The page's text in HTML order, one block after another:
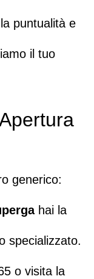
puntualità e
il tuo
generico:
hai la
specializzato.
o visita la